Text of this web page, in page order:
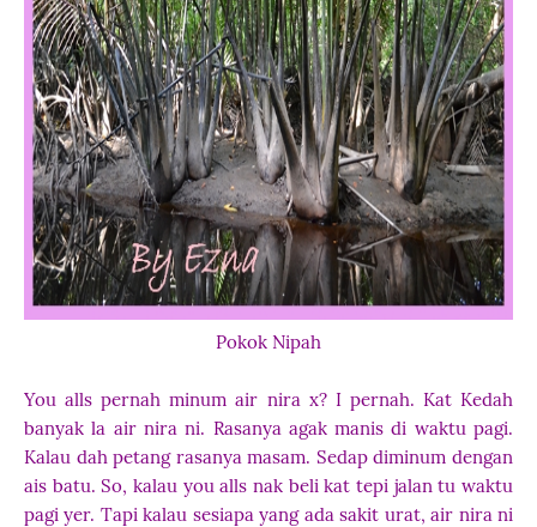
Pokok Nipah
You alls pernah minum air nira x? I pernah. Kat Kedah
banyak la air nira ni. Rasanya agak manis di waktu pagi.
Kalau dah petang rasanya masam. Sedap diminum dengan
ais batu. So, kalau you alls nak beli kat tepi jalan tu waktu
pagi yer. Tapi kalau sesiapa yang ada sakit urat, air nira ni